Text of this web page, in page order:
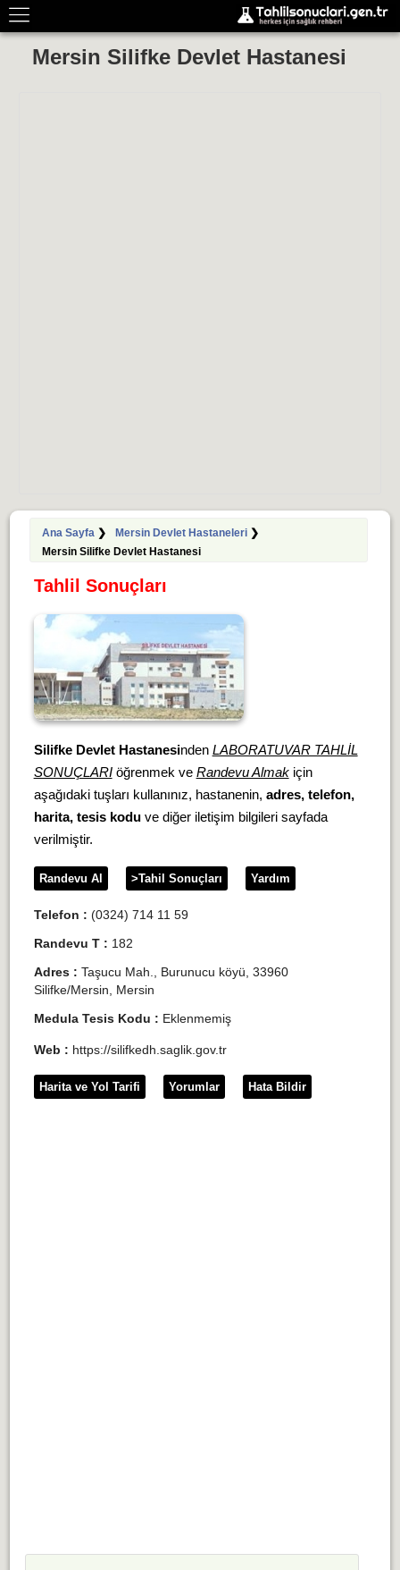
Mersin Silifke Devlet Hastanesi
Ana Sayfa❯ Mersin Devlet Hastaneleri❯
Mersin Silifke Devlet Hastanesi
Tahlil Sonuçları
Silifke Devlet Hastanesinden LABORATUVAR TAHLİL
SONUÇLARIöğrenmek ve Randevu Almakiçin
aşağıdaki tuşları kullanınız, hastanenin, adres, telefon,
harita, tesis koduve diğer iletişim bilgileri sayfada
verilmiştir.
Randevu Al >Tahil Sonuçları Yardım
Telefon : (0324) 714 11 59
Randevu T : 182
Adres : Taşucu Mah., Burunucu köyü, 33960
Silifke/Mersin, Mersin
Medula Tesis Kodu : Eklenmemiş
Web : https://silifkedh.saglik.gov.tr
Harita ve Yol Tarifi Yorumlar Hata Bildir